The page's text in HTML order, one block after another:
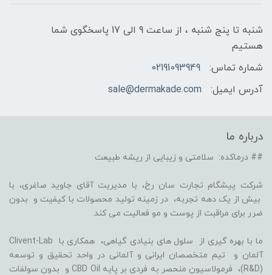
شنبه تا پنج شنبه ، از ساعت 9 الی 17 پاسخگوی شما
هستیم
شماره تماس:
02191093949
آدرس ایمیل:
sale@dermakade.com
درباره ما
## درماکده: سلامتی و زیبایی از ریشه طبیعت
شرکت پیشگام تجارت سان رخ، با مدیریت آقای جاوید صاغری، با
بیش از یک دهه تجربه، در زمینه تولید محصولات با کیفیت و بدون
ضرر برای مراقبت از پوست و مو فعالیت می کند.
ما با بهره گیری از سلول های بنیادی گیاهی، همکاری با Clivent-Lab
آلمان و تیم متخصصان ایرانی و آلمانی در واحد تحقیق و توسعه
(R&D)، فرمولاسیون منحصر به فردی بر پایه CBD Oil و بدون سولفات